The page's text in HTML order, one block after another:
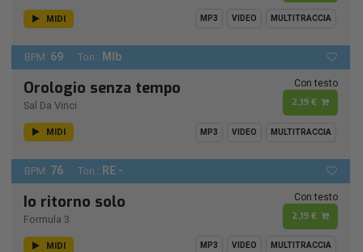
MIDI MP3 VIDEO MULTITRACCIA
BPM: 69 Ton.: MIb
Orologio senza tempo
Sal Da Vinci
Con testo
2,19 €
MIDI MP3 VIDEO MULTITRACCIA
BPM: 76 Ton.: RE -
Io ritorno solo
Formula 3
Con testo
2,19 €
MIDI MP3 VIDEO MULTITRACCIA